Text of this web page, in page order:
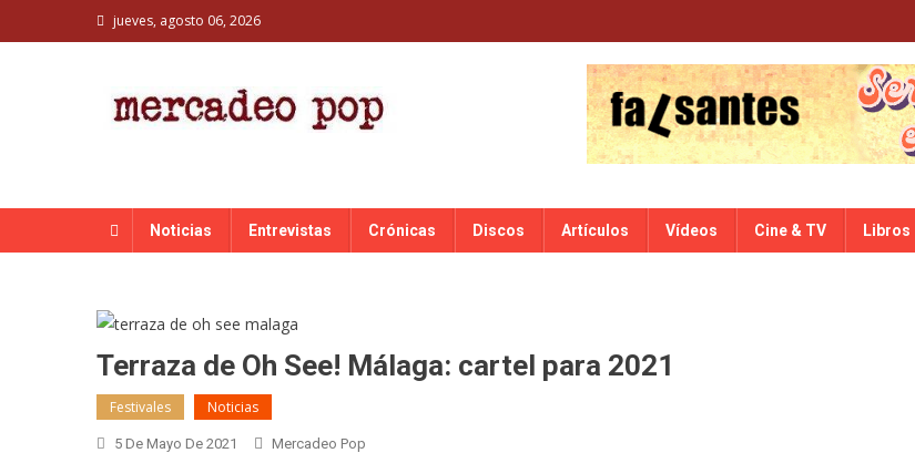
to
jueves, agosto 06, 2026
Noticias Entrevistas Crónicas Discos Artículos Vídeos Cine & TV Libros
Terraza de Oh See! Málaga: cartel para 2021
Festivales Noticias
5 De Mayo De 2021 Mercadeo Pop